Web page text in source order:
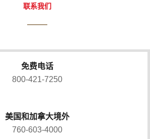
联系我们
免费电话
800-421-7250
美国和加拿大境外
760-603-4000